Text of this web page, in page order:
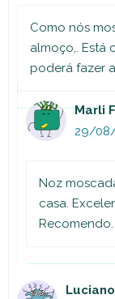
Como nós
almoço,. Está
poderá fazer
Marli
29/08/
Noz
casa.
Recomendo.